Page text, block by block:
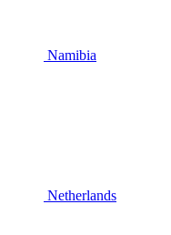
Namibia
Netherlands